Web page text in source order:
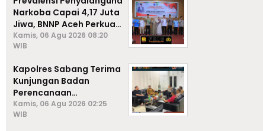
Narkoba Capai 4,17 Juta
Jiwa, BNNP Aceh Perkuat
P4GN di Subulussalam
Kamis, 06 Agu 2026 08:20
WIB
Kapolres Sabang Terima
Kunjungan Badan
Perencanaan
Pembangunan Daerah
(BAPPEDA) Kota Sabang,
Kamis, 06 Agu 2026 02:25
WIB